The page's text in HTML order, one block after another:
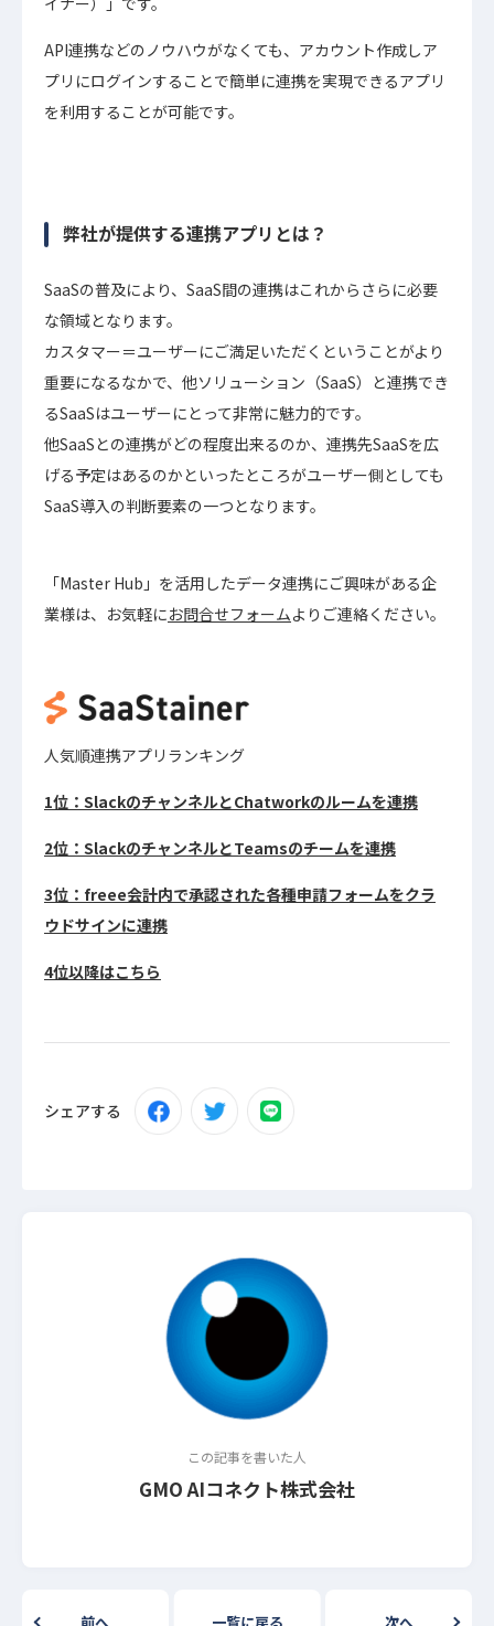
API連携などのノウハウがなくても、アカウント作成しア
プリにログインすることで簡単に連携を実現できるアプリ
を利用することが可能です。
弊社が提供する連携アプリとは？
SaaSの普及により、SaaS間の連携はこれからさらに必要
な領域となります。
カスタマー＝ユーザーにご満足いただくということがより
重要になるなかで、他ソリューション（SaaS）と連携でき
るSaaSはユーザーにとって非常に魅力的です。
他SaaSとの連携がどの程度出来るのか、連携先SaaSを広
げる予定はあるのかといったところがユーザー側としても
SaaS導入の判断要素の一つとなります。
「Master Hub」を活用したデータ連携にご興味がある企
業様は、お気軽にお問合せフォームよりご連絡ください。
人気順連携アプリランキング
1位：SlackのチャンネルとChatworkのルームを連携
2位：SlackのチャンネルとTeamsのチームを連携
3位：freee会計内で承認された各種申請フォームをクラ
ウドサインに連携
4位以降はこちら
シェアする
この記事を書いた人
GMO AIコネクト株式会社
前へ 一覧に戻る 次へ